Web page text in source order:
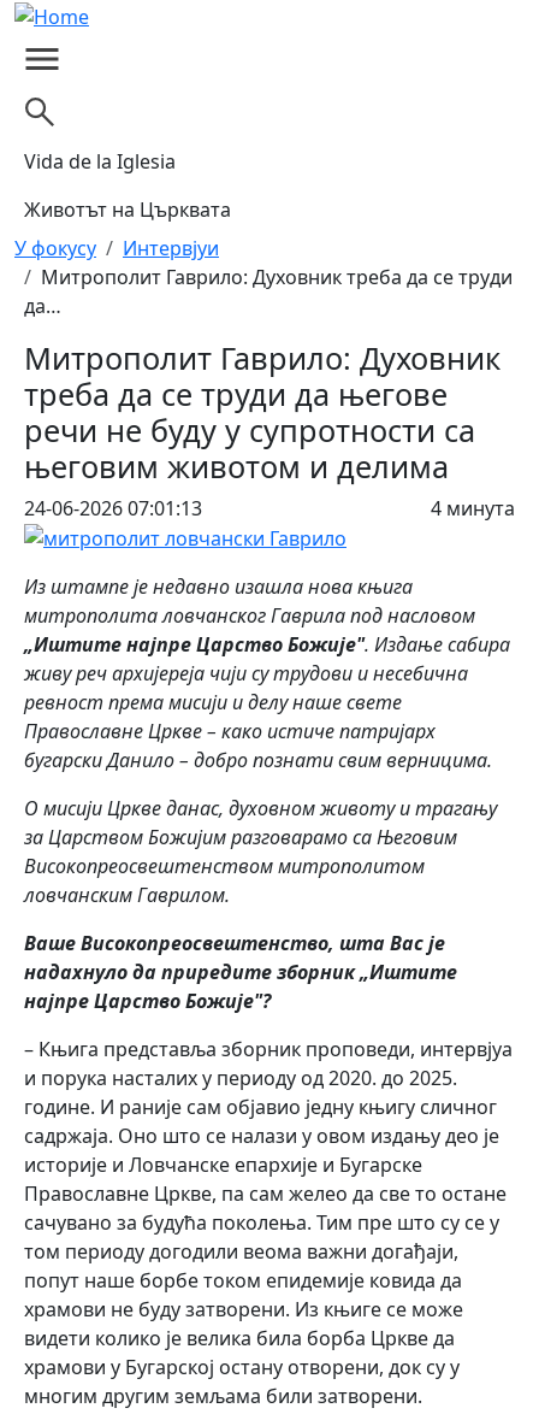
Skip to main content
Vida de la Iglesia
Животът на Църквата
Breadcrumb
У фокусу
Интервјуи
Митрополит Гаврило: Духовник треба да се труди
да…
Митрополит Гаврило: Духовник
треба да се труди да његове
речи не буду у супротности са
његовим животом и делима
24-06-2026 07:01:13 4 минута
Из штампе је недавно изашла нова књига
митрополита ловчанског Гаврила под насловом
„Иштите најпре Царство Божије". Издање сабира
живу реч архијереја чији су трудови и несебична
ревност према мисији и делу наше свете
Православне Цркве – како истиче патријарх
бугарски Данило – добро познати свим верницима.
О мисији Цркве данас, духовном животу и трагању
за Царством Божијим разговарамо са Његовим
Високопреосвештенством митрополитом
ловчанским Гаврилом.
Ваше Високопреосвештенство, шта Вас је
надахнуло да приредите зборник „Иштите
најпре Царство Божије"?
– Књига представља зборник проповеди, интервјуа
и порука насталих у периоду од 2020. до 2025.
године. И раније сам објавио једну књигу сличног
садржаја. Оно што се налази у овом издању део је
историје и Ловчанске епархије и Бугарске
Православне Цркве, па сам желео да све то остане
сачувано за будућа поколења. Тим пре што су се у
том периоду догодили веома важни догађаји,
попут наше борбе током епидемије ковида да
храмови не буду затворени. Из књиге се може
видети колико је велика била борба Цркве да
храмови у Бугарској остану отворени, док су у
многим другим земљама били затворени.